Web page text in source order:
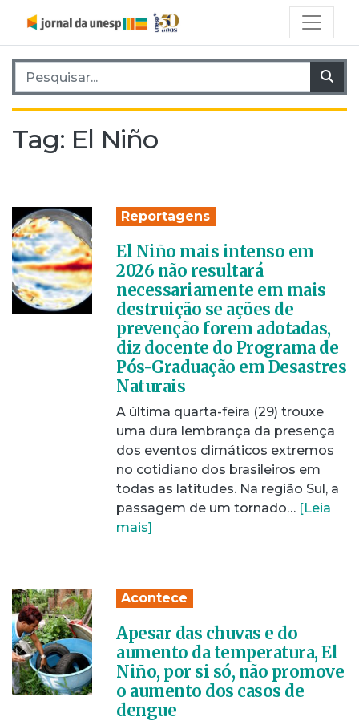
Pesquisar por:
Tag: El Niño
Reportagens
El Niño mais intenso em
2026 não resultará
necessariamente em mais
destruição se ações de
prevenção forem adotadas,
diz docente do Programa de
Pós-Graduação em Desastres
Naturais
A última quarta-feira (29) trouxe
uma dura lembrança da presença
dos eventos climáticos extremos
no cotidiano dos brasileiros em
todas as latitudes. Na região Sul, a
passagem de um tornado… [Leia
mais]
Acontece
Apesar das chuvas e do
aumento da temperatura, El
Niño, por si só, não promove
o aumento dos casos de
dengue